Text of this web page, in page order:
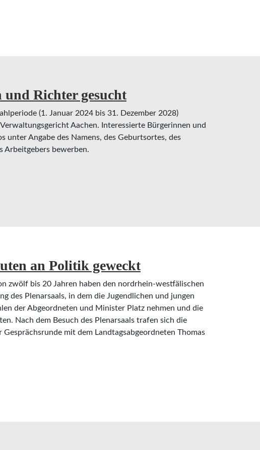
Abholungen von Aufenthaltstiteln
Richter gesucht
(1. Januar 2024 bis 31. Dezember 2028)
Aachen. Interessierte Bürgerinnen und
unter Angabe des Namens, des Geburtsortes, des
Arbeitgebers bewerben.
Richter gesucht
an Politik geweckt
zwölf bis 20 Jahren haben den nordrhein-westfälischen
des Plenarsaals, in dem die Jugendlichen und jungen
der Abgeordneten und Minister Platz nehmen und die
Nach dem Besuch des Plenarsaals trafen sich die
mit dem Landtagsabgeordneten Thomas
an Politik geweckt